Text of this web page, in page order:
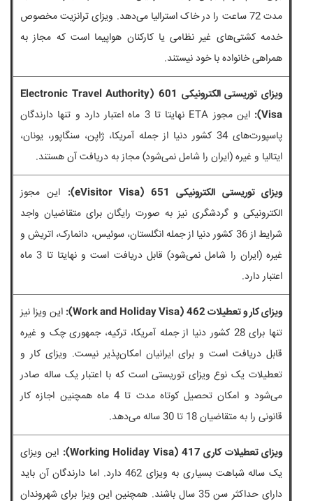
مدت 72 ساعت را در خاک استرالیا می‌دهد. ویزای ترانزیت مخصوص
خدمه کشتی‌های غیر نظامی یا کارکنان هواپیما است که مجاز به
همراهی خانواده با خود نیستند.
ویزای توریستی الکترونیکی 601 (Electronic Travel Authority
Visa):
این مجوز ETA نهایتا تا 3 ماه اعتبار دارد و تنها دارندگان
پاسپورت‌های 34 کشور دنیا از جمله آمریکا، ژاپن، سنگاپور، یونان،
ایتالیا و غیره (ایران را شامل نمی‌شود) مجاز به دریافت آن هستند.
ویزای توریستی الکترونیکی 651 (eVisitor Visa):
این مجوز
الکترونیکی و گردشگری نیز به صورت رایگان برای متقاضیان واجد
شرایط از 36 کشور دنیا از جمله انگلستان، سوئیس، دانمارک، اتریش و
غیره (ایران را شامل نمی‌شود) قابل دریافت است و نهایتا تا 3 ماه
اعتبار دارد.
ویزای کار و تعطیلات 462 (Work and Holiday Visa):
این ویزا نیز
تنها برای 28 کشور دنیا از جمله آمریکا، ترکیه، جمهوری چک و غیره
قابل دریافت است و برای ایرانیان امکان‌پذیر نیست. ویزای کار و
تعطیلات یک نوع ویزای توریستی است که با اعتبار یک ساله صادر
می‌شود و امکان تحصیل کوتاه مدت تا 4 ماه همچنین اجازه کار
قانونی را به متقاضیان 18 تا 30 ساله می‌دهد.
ویزای تعطیلات کاری 417 (Working Holiday Visa):
این ویزای
یک ساله شباهت بسیاری به ویزای 462 دارد. اما دارندگان آن باید
دارای حداکثر سن 35 سال باشند. همچنین این ویزا برای شهروندان